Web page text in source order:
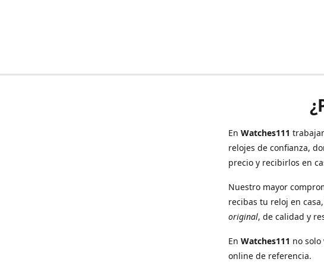
En Watches111
relojes de confianza,
precio y recibirlos en
Nuestro mayor
recibas tu reloj en
original, de calidad y
En Watches111 no
online de referencia.